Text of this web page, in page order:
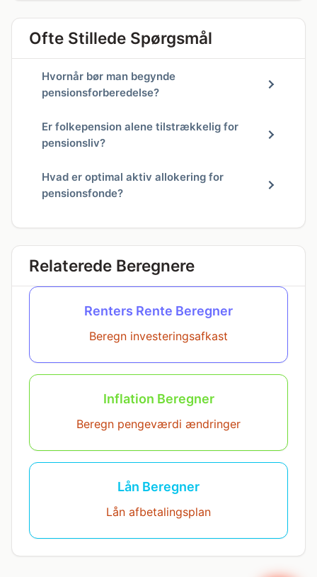
Ofte Stillede Spørgsmål
Hvornår bør man begynde
pensionsforberedelse?
Er folkepension alene tilstrækkelig for
pensionsliv?
Hvad er optimal aktiv allokering for
pensionsfonde?
Relaterede Beregnere
Renters Rente Beregner
Beregn investeringsafkast
Inflation Beregner
Beregn pengeværdi ændringer
Lån Beregner
Lån afbetalingsplan